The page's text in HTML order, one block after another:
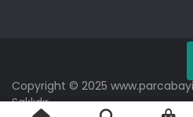
Copyright © 2025
Saklıdır.